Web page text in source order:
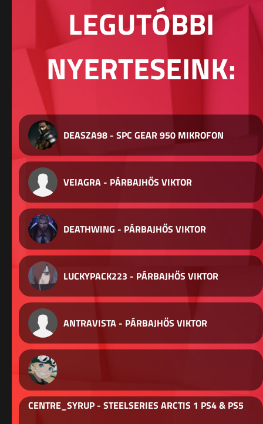
LEGUTÓBBI
NYERTESEINK:
DEASZA98 - SPC GEAR 950 MIKROFON
VEIAGRA - PÁRBAJHŐS VIKTOR
DEATHWING - PÁRBAJHŐS VIKTOR
LUCKYPACK223 - PÁRBAJHŐS VIKTOR
ANTRAVISTA - PÁRBAJHŐS VIKTOR
CENTRE_SYRUP - STEELSERIES ARCTIS 1 PS4 & PS5